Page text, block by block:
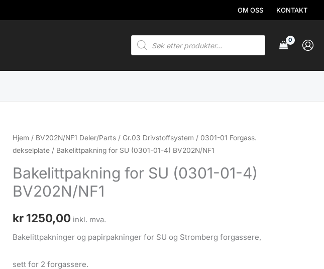
OM OSS KONTAKT
Products
search
Hjem / BV202N/NF1 Deler/Parts / Gr.03 Drivstoffsystem / 0301-01 Forgass.
dekselplate / Bakelittpakning for SU (0301-01-4) BV202N/NF1
Bakelittpakning for SU (0301-01-4)
BV202N/NF1
kr 1250,00 inkl. mva.
Bakelittpakninger og papirpakninger for SU og Stromberg forgassere,
sett for 2 forgassere.